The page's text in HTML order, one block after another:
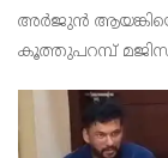
അർജുൻ
കൂത്തുപറമ്പ്